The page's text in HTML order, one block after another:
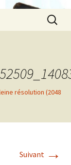
résolution (2048
Suivant →